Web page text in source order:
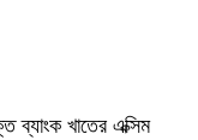
ব্যাংক খাতের এক্সিম